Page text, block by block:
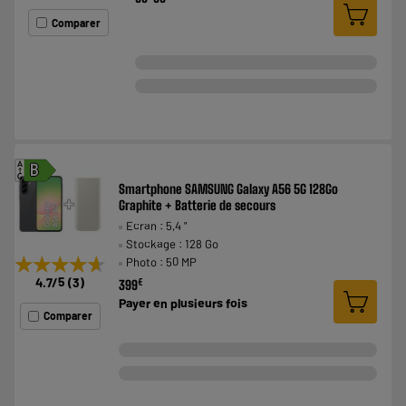
Comparer
B
A
G
★★★★★
★★★★★
4.7/5 (3)
Comparer
Smartphone SAMSUNG Galaxy A56 5G 128Go
Graphite + Batterie de secours
Ecran : 5,4 "
Stockage : 128 Go
Photo : 50 MP
399€
Payer en plusieurs fois